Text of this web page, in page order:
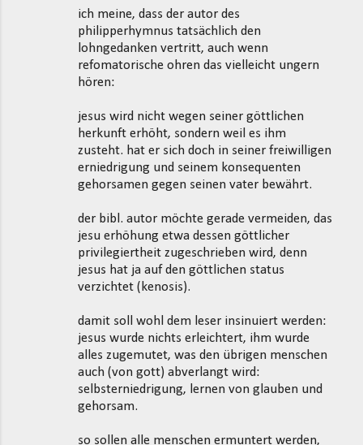
ich meine, dass der autor des
philipperhymnus tatsächlich den
lohngedanken vertritt, auch wenn
refomatorische ohren das vielleicht ungern
hören:
jesus wird nicht wegen seiner göttlichen
herkunft erhöht, sondern weil es ihm
zusteht. hat er sich doch in seiner freiwilligen
erniedrigung und seinem konsequenten
gehorsamen gegen seinen vater bewährt.
der bibl. autor möchte gerade vermeiden, das
jesu erhöhung etwa dessen göttlicher
privilegiertheit zugeschrieben wird, denn
jesus hat ja auf den göttlichen status
verzichtet (kenosis).
damit soll wohl dem leser insinuiert werden:
jesus wurde nichts erleichtert, ihm wurde
alles zugemutet, was den übrigen menschen
auch (von gott) abverlangt wird:
selbsterniedrigung, lernen von glauben und
gehorsam.
so sollen alle menschen ermuntert werden,